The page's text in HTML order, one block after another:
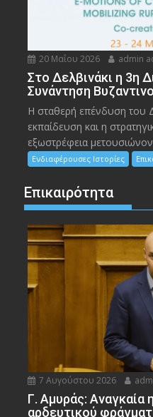
20 Μαΐου 2026 admin
Στο Δελβινάκι η 3η
Συνάντηση
Η σταθερή επένδυση
εκπαίδευση και η
εξωστρέφεια
Ενδιαφέρουσες Ιστορίες
Επικαιρότητα
7 Αυγούστου 2026
Γ. Αμυράς: Αναγκαία
αρδευτικού